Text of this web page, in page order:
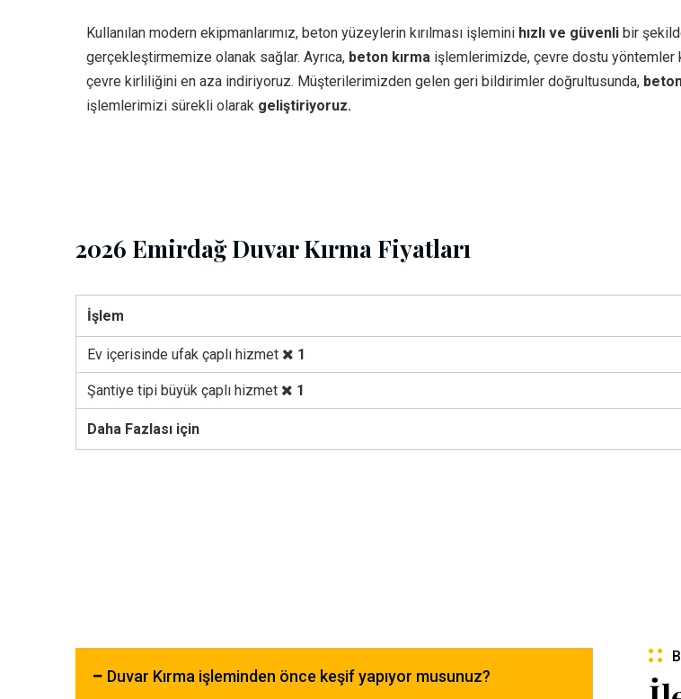
Kullanılan modern ekipmanlarımız, beton yüzeylerin kırılması işlemini hızlı ve güvenli bir
gerçekleştirmemize olanak sağlar. Ayrıca, beton kırma işlemlerimizde, çevre dostu yöntemler
çevre kirliliğini en aza indiriyoruz. Müşterilerimizden gelen geri bildirimler doğrultusunda,
işlemlerimizi sürekli olarak geliştiriyoruz.
2026 Emirdağ Duvar Kırma Fiyatları
İşlem
Ev içerisinde ufak çaplı hizmet 1
Şantiye tipi büyük çaplı hizmet 1
Daha Fazlası için
Duvar Kırma işleminden önce keşif yapıyor musunuz?